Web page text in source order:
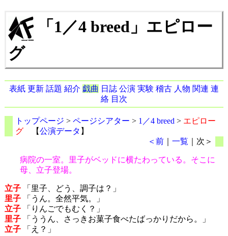
「1／4 breed」エピロー
グ
表紙 更新 話題 紹介 戯曲 日誌 公演 実験 稽古 人物 関連 連
絡 目次
トップページ > ページシアター > 1／4 breed > エピロー
グ【公演データ 】
＜前 ｜一覧 ｜次＞
病院の一室。里子がベッドに横たわっている。そこに
母、立子登場。
立子「里子、どう、調子は？」
里子「うん。全然平気。」
立子「りんごでもむく？」
里子「ううん、さっきお菓子食べたばっかりだから。」
立子「え？」